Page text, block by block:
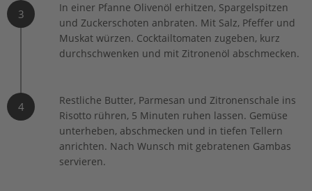
3
In einer Pfanne Olivenöl erhitzen, Spargelspitzen
und Zuckerschoten anbraten. Mit Salz, Pfeffer und
Muskat würzen. Cocktailtomaten zugeben, kurz
durchschwenken und mit Zitronenöl abschmecken.
4
Restliche Butter, Parmesan und Zitronenschale ins
Risotto rühren, 5 Minuten ruhen lassen. Gemüse
unterheben, abschmecken und in tiefen Tellern
anrichten. Nach Wunsch mit gebratenen Gambas
servieren.